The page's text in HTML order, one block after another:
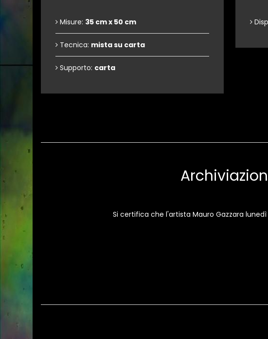
Misure: 35 cm x 50 cm
Tecnica: mista su carta
Supporto: carta
Si certifica che l'artista Mauro Gazzara